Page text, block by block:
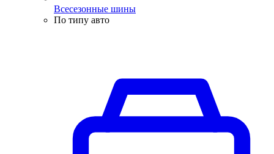
Всесезонные шины
По типу авто